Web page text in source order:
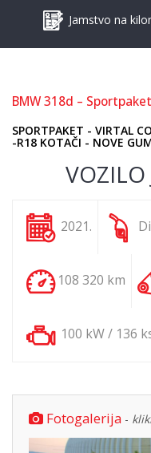
Jamstvo na
BMW 318d – Sportpaket
SPORTPAKET - VIRTAL
-R18 KOTAČI - NOVE
VOZILO
2021.
108 320 km
100 kW / 136
Fotogalerija -